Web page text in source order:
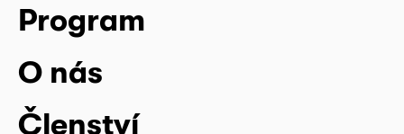
Program
O nás
Členství